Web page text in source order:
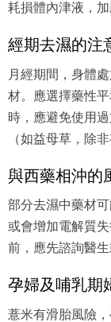
耗損體內津液，加
經期去濕的注
月經期間，身體
材。應選擇藥性
時，應避免使用
（如益母草，除
與西藥相沖的
部分去濕中藥材
或會增加電解質
前，應先諮詢醫生
孕婦及哺乳期
薏米有滑胎風險